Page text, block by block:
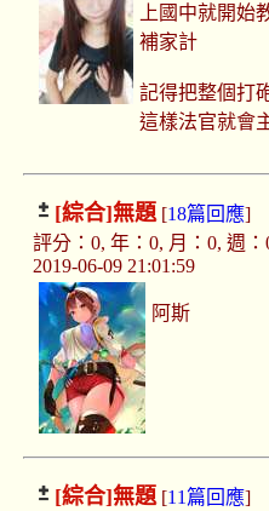
上國中就開始
補家計
記得把整個打
這樣法官就會
[綜合]無題[18篇回應]
評分：0, 年：0, 月：0, 週
2019-06-09 21:01:59
阿斯
[綜合]無題[11篇回應]